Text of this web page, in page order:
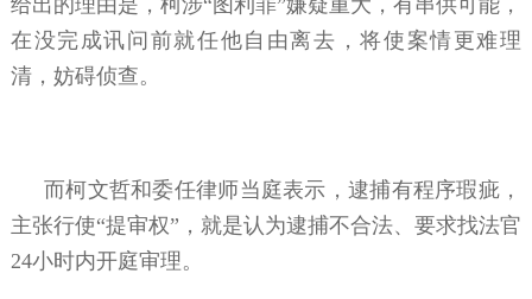
在没完成讯问前就任他自由离去，将使案情更难理
清，妨碍侦查。
而柯文哲和委任律师当庭表示，逮捕有程序瑕疵，
主张行使“提审权”，就是认为逮捕不合法、要求找法官
24小时内开庭审理。